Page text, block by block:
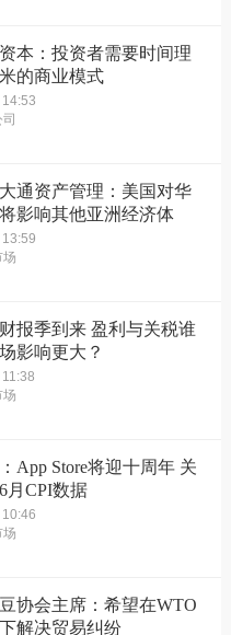
本：投资者需要时间理
的商业模式
通资产管理：美国对华
影响其他亚洲经济体
场
报季到来 盈利与关税谁
影响更大？
场
App Store将迎十周年 关
月CPI数据
场
协会主席：希望在WTO
解决贸易纠纷